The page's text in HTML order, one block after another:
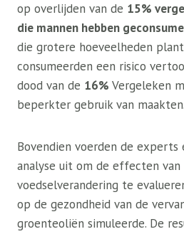
op overlijden van de 15%
die mannen hebben
die grotere hoeveelheden
consumeerden een risico
dood van de 16% Vergeleken
beperkter gebruik van maakten.
Bovendien voerden de experts
analyse uit om de effecten van
voedselverandering te
op de gezondheid van de
groenteoliën simuleerde. De